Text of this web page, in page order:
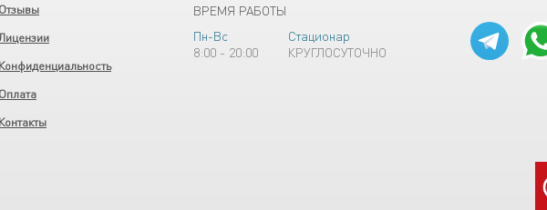
Отзывы
Конфиденциальность
Оплата
Контакты
ВРЕМЯ РАБОТЫ
Пн-Вс
8:00 - 20:00
Стационар
КРУГЛОСУТОЧНО